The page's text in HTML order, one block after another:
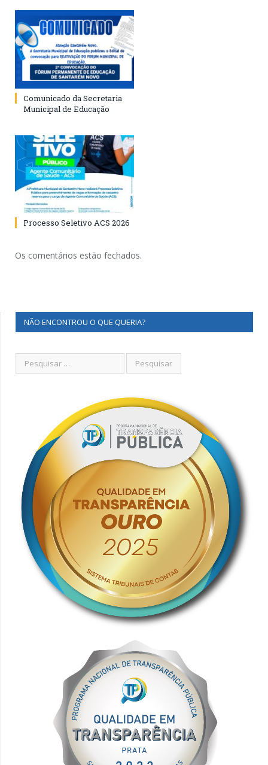
Comunicado da Secretaria
Municipal de Educação
Processo Seletivo ACS 2026
Os comentários estão fechados.
NÃO ENCONTROU O QUE QUERIA?